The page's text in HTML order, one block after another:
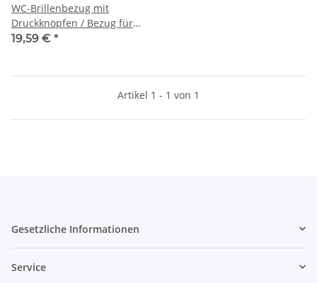
WC-Brillenbezug mit
Druckknöpfen / Bezug für
Toilettensitz, Doppelpack
19,59 € *
Artikel 1 - 1 von 1
Gesetzliche Informationen
Service